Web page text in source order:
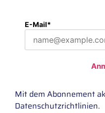
E-Mail*
Mit dem Abonnement
Datenschutzrichtlinien.